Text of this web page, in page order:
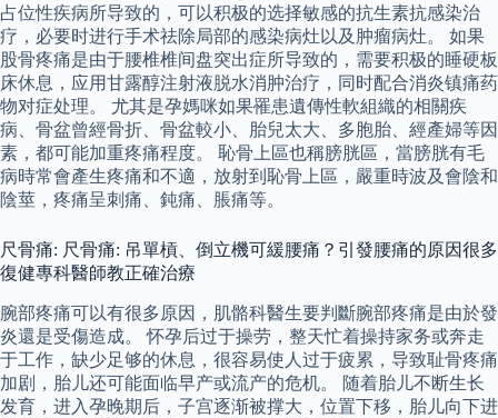
占位性疾病所导致的，可以积极的选择敏感的抗生素抗感染治
疗，必要时进行手术祛除局部的感染病灶以及肿瘤病灶。 如果
股骨疼痛是由于腰椎椎间盘突出症所导致的，需要积极的睡硬板
床休息，应用甘露醇注射液脱水消肿治疗，同时配合消炎镇痛药
物对症处理。 尤其是孕媽咪如果罹患遺傳性軟組織的相關疾
病、骨盆曾經骨折、骨盆較小、胎兒太大、多胞胎、經產婦等因
素，都可能加重疼痛程度。 恥骨上區也稱膀胱區，當膀胱有毛
病時常會產生疼痛和不適，放射到恥骨上區，嚴重時波及會陰和
陰莖，疼痛呈刺痛、鈍痛、脹痛等。
尺骨痛: 尺骨痛: 吊單槓、倒立機可緩腰痛？引發腰痛的原因很多
復健專科醫師教正確治療
腕部疼痛可以有很多原因，肌骼科醫生要判斷腕部疼痛是由於發
炎還是受傷造成。 怀孕后过于操劳，整天忙着操持家务或奔走
于工作，缺少足够的休息，很容易使人过于疲累，导致耻骨疼痛
加剧，胎儿还可能面临早产或流产的危机。 随着胎儿不断生长
发育，进入孕晚期后，子宫逐渐被撑大，位置下移，胎儿向下进